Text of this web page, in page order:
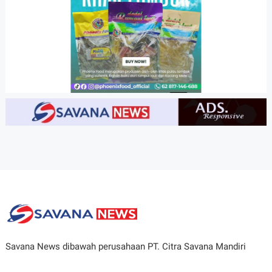
Savana News dibawah perusahaan PT. Citra Savana Mandiri